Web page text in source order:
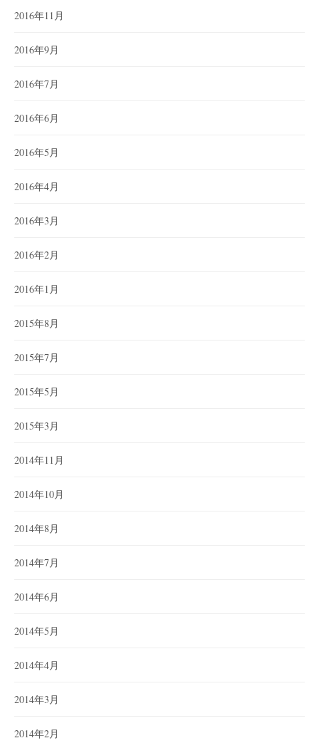
2016年11月
2016年9月
2016年7月
2016年6月
2016年5月
2016年4月
2016年3月
2016年2月
2016年1月
2015年8月
2015年7月
2015年5月
2015年3月
2014年11月
2014年10月
2014年8月
2014年7月
2014年6月
2014年5月
2014年4月
2014年3月
2014年2月